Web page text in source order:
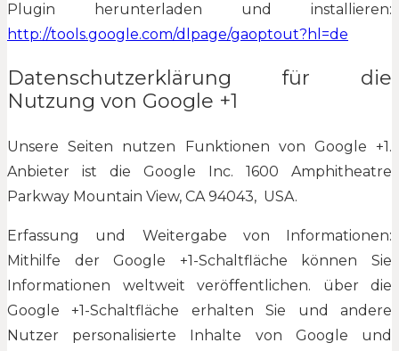
Plugin herunterladen und installieren:
http://tools.google.com/dlpage/gaoptout?hl=de
Datenschutzerklärung für die
Nutzung von Google +1
Unsere Seiten nutzen Funktionen von Google +1.
Anbieter ist die Google Inc. 1600 Amphitheatre
Parkway Mountain View, CA 94043, USA.
Erfassung und Weitergabe von Informationen:
Mithilfe der Google +1-Schaltfläche können Sie
Informationen weltweit veröffentlichen. über die
Google +1-Schaltfläche erhalten Sie und andere
Nutzer personalisierte Inhalte von Google und